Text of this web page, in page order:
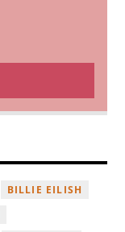
BILLIE EILISH